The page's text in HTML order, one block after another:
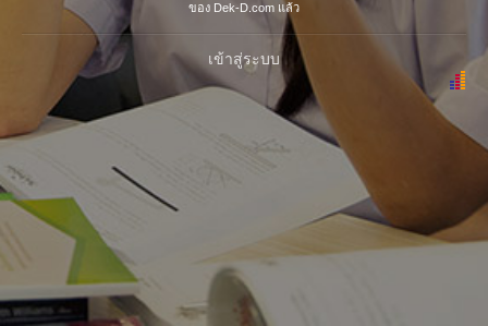
ของ Dek-D.com แล้ว
เข้าสู่ระบบ